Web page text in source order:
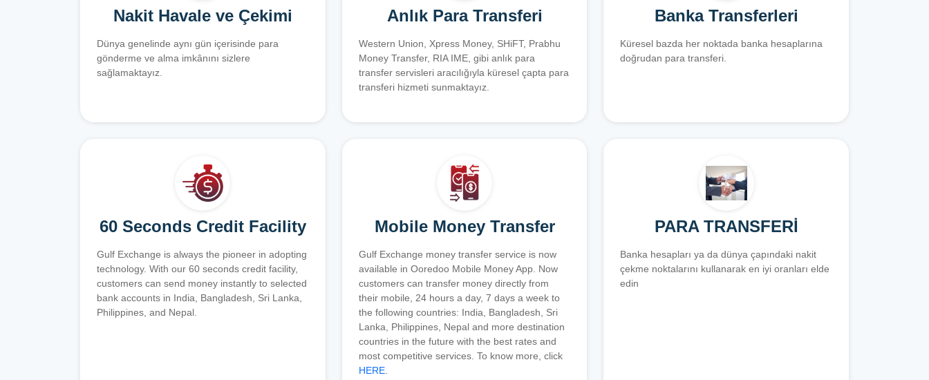
Nakit Havale ve Çekimi
Dünya genelinde aynı gün içerisinde para
gönderme ve alma imkânını sizlere
sağlamaktayız.
Anlık Para Transferi
Western Union, Xpress Money, SHiFT, Prabhu
Money Transfer, RIA IME, gibi anlık para
transfer servisleri aracılığıyla küresel çapta para
transferi hizmeti sunmaktayız.
Banka Transferleri
Küresel bazda her noktada banka hesaplarına
doğrudan para transferi.
60 Seconds Credit Facility
Gulf Exchange is always the pioneer in adopting
technology. With our 60 seconds credit facility,
customers can send money instantly to selected
bank accounts in India, Bangladesh, Sri Lanka,
Philippines, and Nepal.
Mobile Money Transfer
Gulf Exchange money transfer service is now
available in Ooredoo Mobile Money App. Now
customers can transfer money directly from
their mobile, 24 hours a day, 7 days a week to
the following countries: India, Bangladesh, Sri
Lanka, Philippines, Nepal and more destination
countries in the future with the best rates and
most competitive services. To know more, click
HERE.
PARA TRANSFERİ
Banka hesapları ya da dünya çapındaki nakit
çekme noktalarını kullanarak en iyi oranları elde
edin